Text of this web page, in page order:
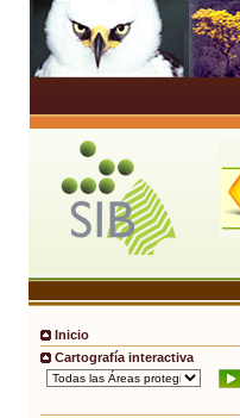
Inicio
Cartografía interactiva